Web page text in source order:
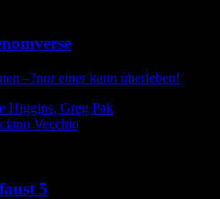
–?nur einer kann überleben!
Higgins, Greg Pak
Vecchio
5